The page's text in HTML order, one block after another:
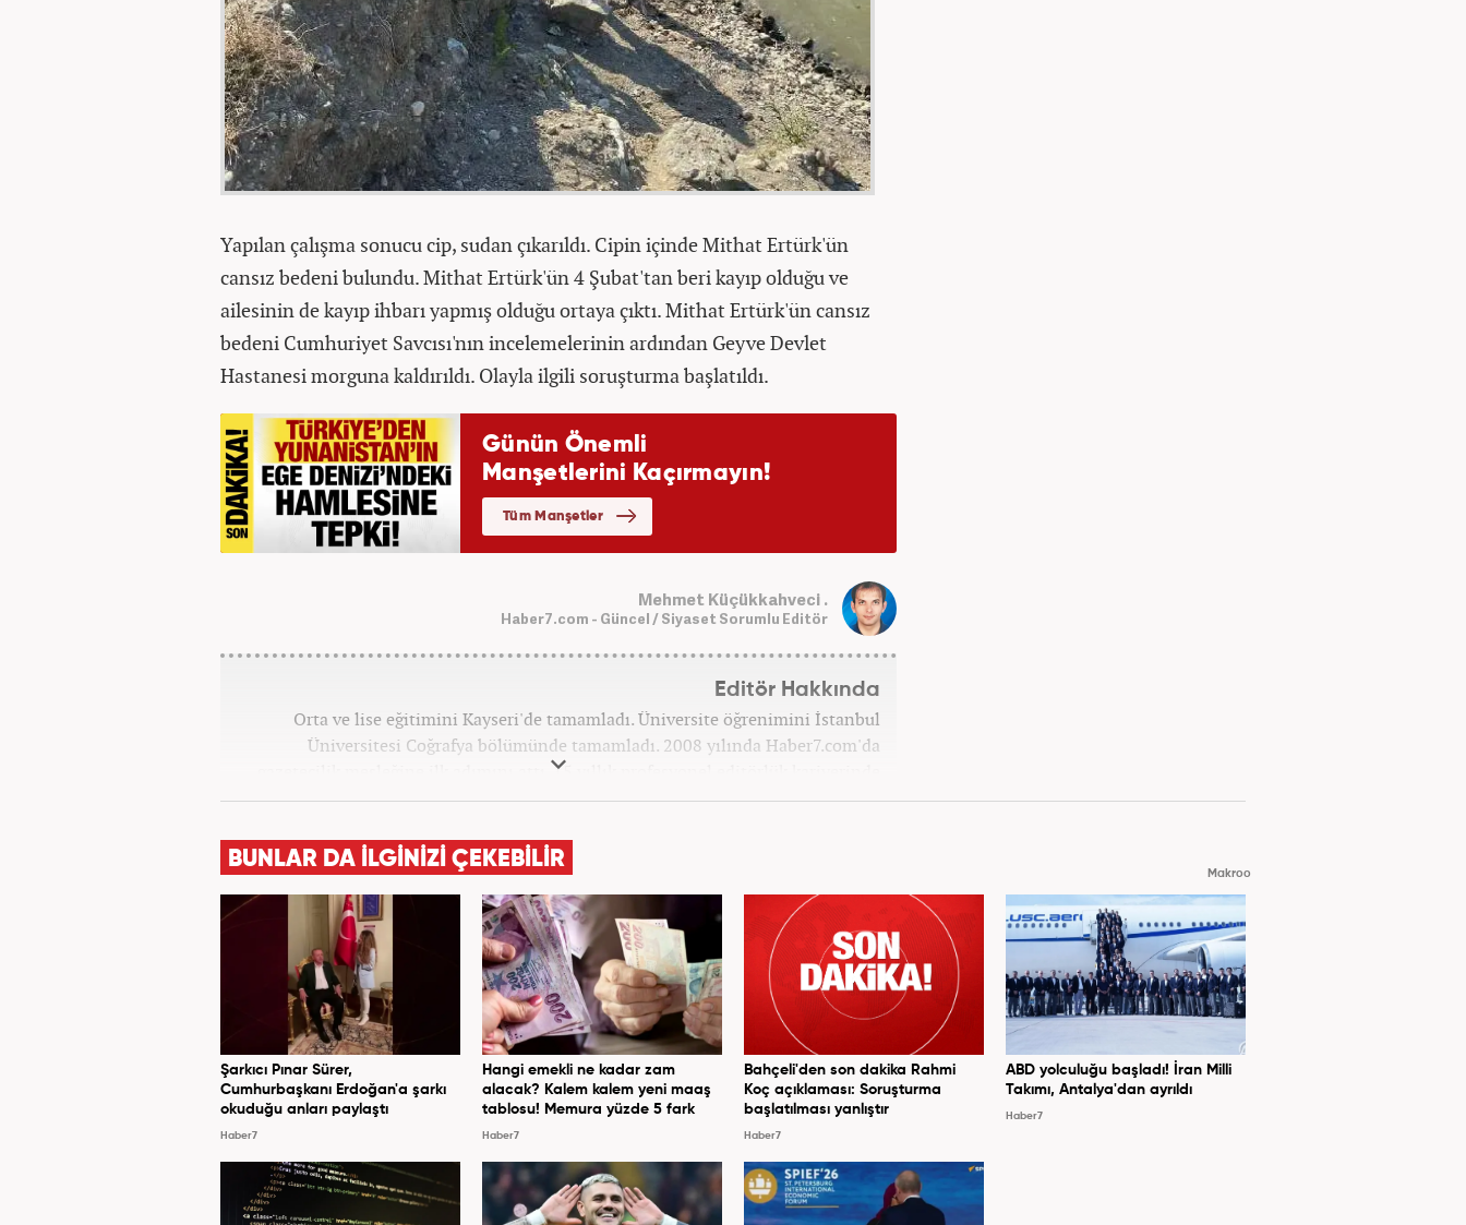
Yapılan çalışma sonucu cip, sudan çıkarıldı. Cipin içinde Mithat Ertürk'ün
cansız bedeni bulundu. Mithat Ertürk'ün 4 Şubat'tan beri kayıp olduğu ve
ailesinin de kayıp ihbarı yapmış olduğu ortaya çıktı. Mithat Ertürk'ün cansız
bedeni Cumhuriyet Savcısı'nın incelemelerinin ardından Geyve Devlet
Hastanesi morguna kaldırıldı. Olayla ilgili soruşturma başlatıldı.
Mehmet Küçükkahveci .
Haber7.com - Güncel / Siyaset Sorumlu Editör
Editör Hakkında
Orta ve lise eğitimini Kayseri'de tamamladı. Üniversite öğrenimini İstanbul
Üniversitesi Coğrafya bölümünde tamamladı. 2008 yılında Haber7.com'da
gazetecilik mesleğine ilk adımını attı. 15 yıllık profesyonel editörlük kariyerinde
tüm kategorilerde görev yaptı. Meslek hayatına Haber7.com'da 'Güncel/Siyaset
BUNLAR DA İLGİNİZİ ÇEKEBİLİR
Makroo
Şarkıcı Pınar Sürer,
Cumhurbaşkanı Erdoğan'a şarkı
okuduğu anları paylaştı
Haber7
Hangi emekli ne kadar zam
alacak? Kalem kalem yeni maaş
tablosu! Memura yüzde 5 fark
Haber7
Bahçeli'den son dakika Rahmi
Koç açıklaması: Soruşturma
başlatılması yanlıştır
Haber7
ABD yolculuğu başladı! İran Milli
Takımı, Antalya'dan ayrıldı
Haber7